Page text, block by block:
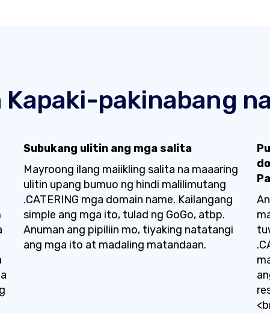
Kapaki-pakinabang
Subukang ulitin ang mga salita
Mayroong ilang maiikling salita na maaaring
ulitin upang bumuo ng hindi malilimutang
.CATERING mga domain name. Kailangang
simple ang mga ito, tulad ng GoGo, atbp.
Anuman ang pipiliin mo, tiyaking natatangi
ang mga ito at madaling matandaan.